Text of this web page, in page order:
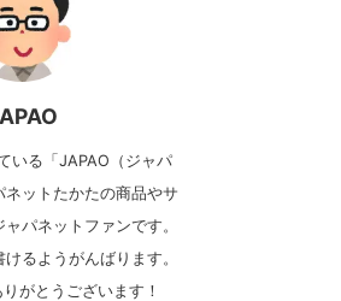
いる「JAPAO（ジャパ
ネットたかたの商品やサ
パネットファンです。
るようがんばります。
がとうございます！